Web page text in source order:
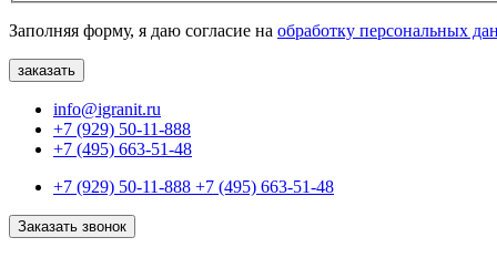
Заполняя форму, я даю согласие на обработку персональных
info@igranit.ru
+7 (929) 50-11-888
+7 (495) 663-51-48
+7 (929) 50-11-888 +7 (495) 663-51-48
Заказать звонок